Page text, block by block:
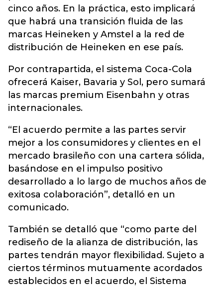
cinco años. En la práctica, esto implicará
que habrá una transición fluida de las
marcas Heineken y Amstel a la red de
distribución de Heineken en ese país.
Por contrapartida, el sistema Coca-Cola
ofrecerá Kaiser, Bavaria y Sol, pero sumará
las marcas premium Eisenbahn y otras
internacionales.
“El acuerdo permite a las partes servir
mejor a los consumidores y clientes en el
mercado brasileño con una cartera sólida,
basándose en el impulso positivo
desarrollado a lo largo de muchos años de
exitosa colaboración”, detalló en un
comunicado.
También se detalló que “como parte del
rediseño de la alianza de distribución, las
partes tendrán mayor flexibilidad. Sujeto a
ciertos términos mutuamente acordados
establecidos en el acuerdo, el Sistema